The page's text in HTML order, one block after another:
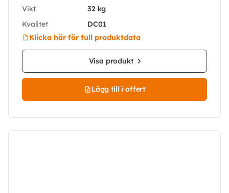
Vikt
32 kg
Kvalitet
DC01
Klicka här för full produktdata
Visa produkt
Lägg till i offert